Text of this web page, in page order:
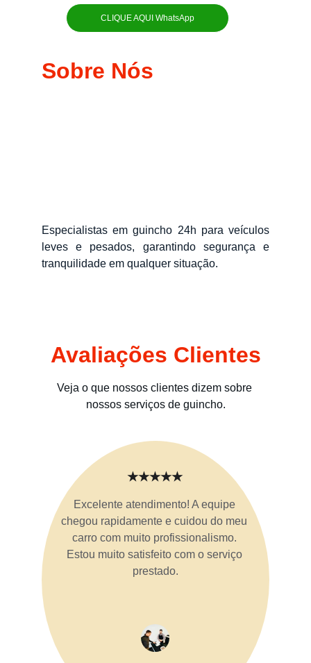
CLIQUE AQUI WhatsApp
Sobre Nós
Especialistas em guincho 24h para veículos
leves e pesados, garantindo segurança e
tranquilidade em qualquer situação.
Avaliações Clientes
Veja o que nossos clientes dizem sobre
nossos serviços de guincho.
Excelente atendimento! A equipe
chegou rapidamente e cuidou do meu
carro com muito profissionalismo.
Estou muito satisfeito com o serviço
prestado.
★★★★★